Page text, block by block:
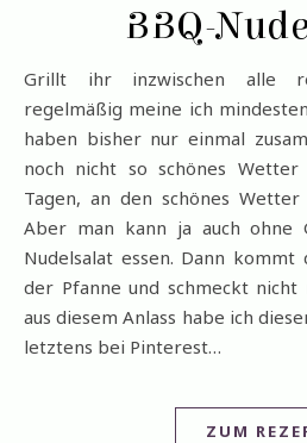
BBQ-
Grillt ihr inzwischen alle regelmäßig? Also mit
regelmäßig meine ich
haben bisher nur einmal
noch nicht so schönes
Tagen, an den schönes
Aber man kann ja auch ohne
Nudelsalat essen. Dann
der Pfanne und schmeckt nicht
aus diesem Anlass habe ich
letztens bei Pinterest…
ZUM